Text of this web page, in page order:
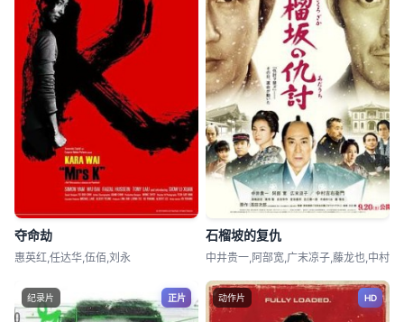
夺命劫
惠英红,任达华,伍佰,刘永
石榴坡的复仇
中井贵一,阿部宽,广末凉子,藤龙也,中村
纪录片 正片 动作片 HD